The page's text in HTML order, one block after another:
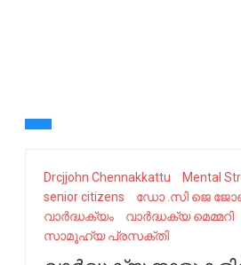
Drcjjohn Chennakkattu
Mental
senior citizens
ഡോ .സി ജെ
വാർദ്ധക്യം
വാർദ്ധക്യ മെമ്മറി
സാമൂഹ്യ പ്രസക്തി